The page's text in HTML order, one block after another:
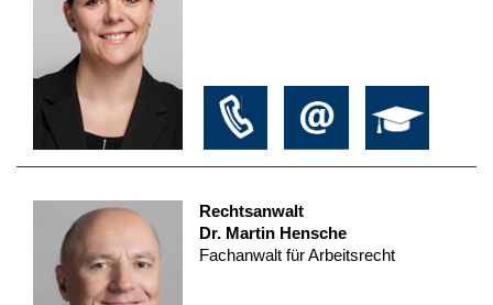
Rechtsanwalt
Dr. Martin Hensche
Fachanwalt für Arbeitsrecht